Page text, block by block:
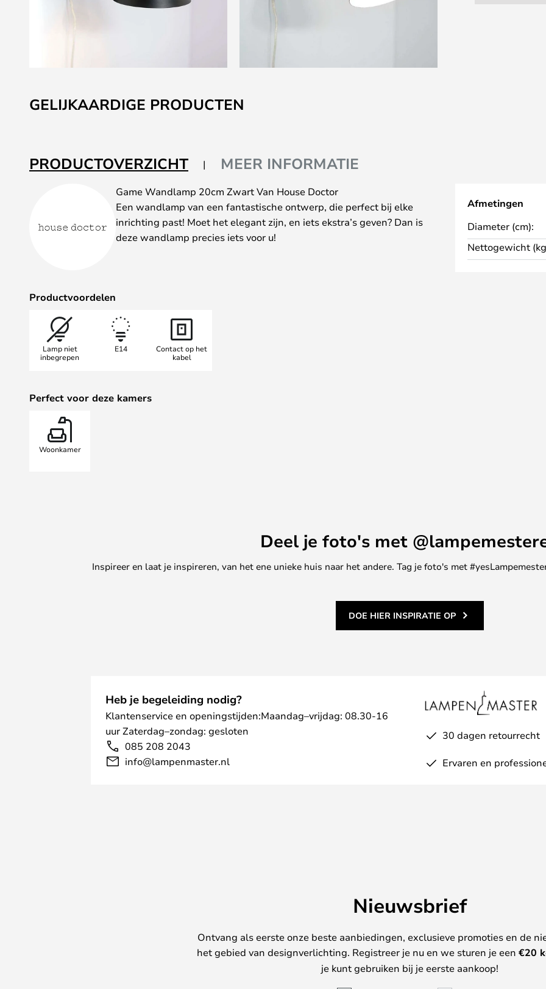
naar
het
de
afbeeldingen-
GELIJKAARDIGE PRODUCTEN
PRODUCTOVERZICHT MEER INFORMATIE
Game Wandlamp 20cm Zwart Van House Doctor
Een wandlamp van een fantastische ontwerp, die perfect bij elke
inrichting past! Moet het elegant zijn, en iets ekstra’s geven? Dan is
deze wandlamp precies iets voor u!
Productvoordelen
Lamp niet
inbegrepen
E14
Contact op het
kabel
Perfect voor deze kamers
Woonkamer
Afmetingen
Diameter (cm):
Nettogewicht
Deel je foto's met
Inspireer en laat je inspireren, van het ene unieke huis naar het andere. Tag je foto's met
DOE HIER INSPIRATIE OP
Heb je begeleiding nodig?
Klantenservice en openingstijden:Maandag–vrijdag: 08.30-16
uur Zaterdag–zondag: gesloten
085 208 2043
info@lampenmaster.nl
30 dagen retourrecht
Ervaren en
Nieuwsbrief
Ontvang als eerste onze beste aanbiedingen, exclusieve promoties en de
het gebied van designverlichting. Registreer je nu en we sturen je een €20
je kunt gebruiken bij je eerste aankoop!